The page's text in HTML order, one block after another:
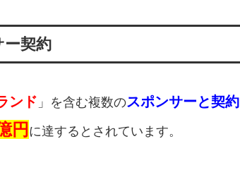
契約
ンド 」を含む複数のスポンサーと契約
円 に達するとされています。